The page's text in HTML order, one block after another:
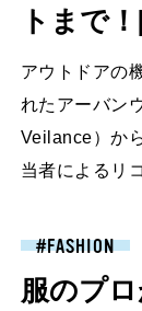
トまで
アウトドアの
れたアーバン
Veilance）か
当者によるリ
FASHION
服のプ